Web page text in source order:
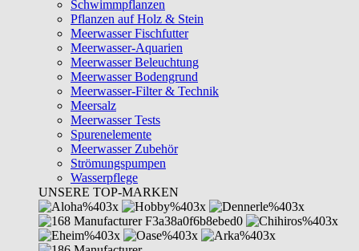
Schwimmpflanzen
Pflanzen auf Holz & Stein
Meerwasser Fischfutter
Meerwasser-Aquarien
Meerwasser Beleuchtung
Meerwasser Bodengrund
Meerwasser-Filter & Technik
Meersalz
Meerwasser Tests
Spurenelemente
Meerwasser Zubehör
Strömungspumpen
Wasserpflege
UNSERE TOP-MARKEN